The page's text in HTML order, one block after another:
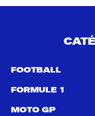
FOOTBALL
FORMULE 1
MOTO GP